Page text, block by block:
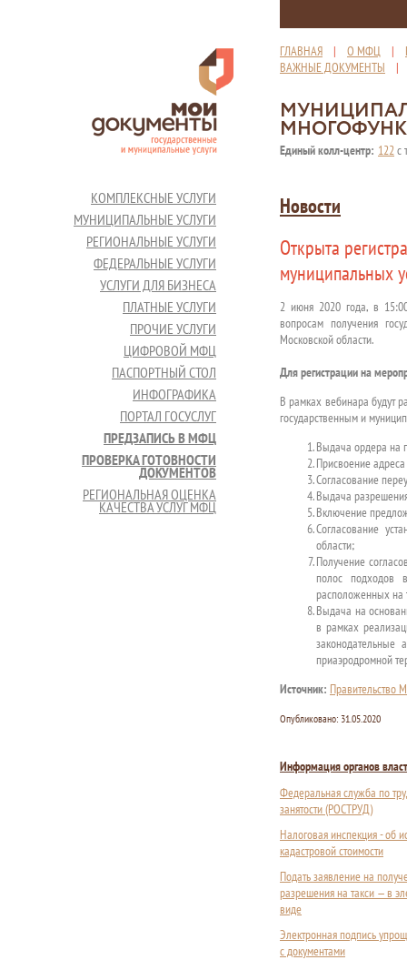
ГЛАВНАЯ | О МФЦ |
ВАЖНЫЕ ДОКУМЕНТЫ
Единый колл-центр: 122с
КОМПЛЕКСНЫЕ УСЛУГИ
МУНИЦИПАЛЬНЫЕ УСЛУГИ
РЕГИОНАЛЬНЫЕ УСЛУГИ
ФЕДЕРАЛЬНЫЕ УСЛУГИ
УСЛУГИ ДЛЯ БИЗНЕСА
ПЛАТНЫЕ УСЛУГИ
ПРОЧИЕ УСЛУГИ
ЦИФРОВОЙ МФЦ
ПАСПОРТНЫЙ СТОЛ
ИНФОГРАФИКА
ПОРТАЛ ГОСУСЛУГ
ПРЕДЗАПИСЬ В МФЦ
ПРОВЕРКА ГОТОВНОСТИ
ДОКУМЕНТОВ
РЕГИОНАЛЬНАЯ ОЦЕНКА
КАЧЕСТВА УСЛУГ МФЦ
Новости
Открыта
муниципальных
2 июня 2020 года, в 15:00
вопросам получения
Московской области.
Для регистрации на
В рамках вебинара будут
государственным и
Выдача ордера на
Присвоение
Согласование
Выдача
Включение
Согласование
области;
Получение
полос подходов
расположенных на
Выдача на
в рамках
законодательные
приаэродромной
Источник: Правительство
Опубликовано: 31.05.2020
Информация органов
Федеральная служба по
занятости (РОСТРУД)
Налоговая инспекция - об
кадастровой стоимости
Подать заявление на
разрешения на такси — в
виде
Электронная подпись
с документами